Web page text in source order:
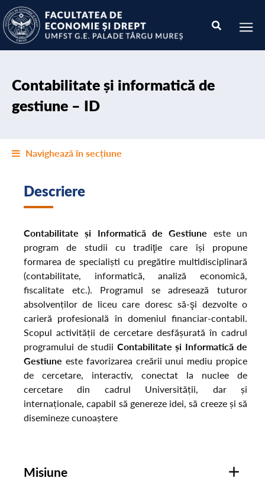
Contabilitate și informatică de
gestiune – ID
Navighează în secțiune
Descriere
Contabilitate și Informatică de Gestiune este un
program de studii cu tradiţie care își propune
formarea de specialiști cu pregătire multidisciplinară
(contabilitate, informatică, analiză economică,
fiscalitate etc.). Programul se adresează tuturor
absolvenților de liceu care doresc să-şi dezvolte o
carieră profesională în domeniul financiar-contabil.
Scopul activității de cercetare desfășurată în cadrul
programului de studii Contabilitate și Informatică de
Gestiune este favorizarea creării unui mediu propice
de cercetare, interactiv, conectat la nuclee de
cercetare din cadrul Universității, dar și
internaționale, capabil să genereze idei, să creeze și să
disemineze cunoaștere
Misiune